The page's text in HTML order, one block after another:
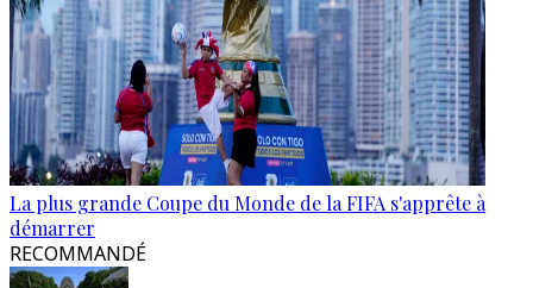
La plus grande Coupe du Monde de la FIFA s'apprête à
démarrer
RECOMMANDÉ